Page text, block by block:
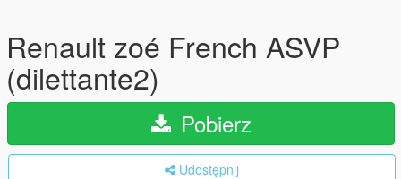
Renault zoé French ASVP
(dilettante2)
Pobierz
Udostępnij